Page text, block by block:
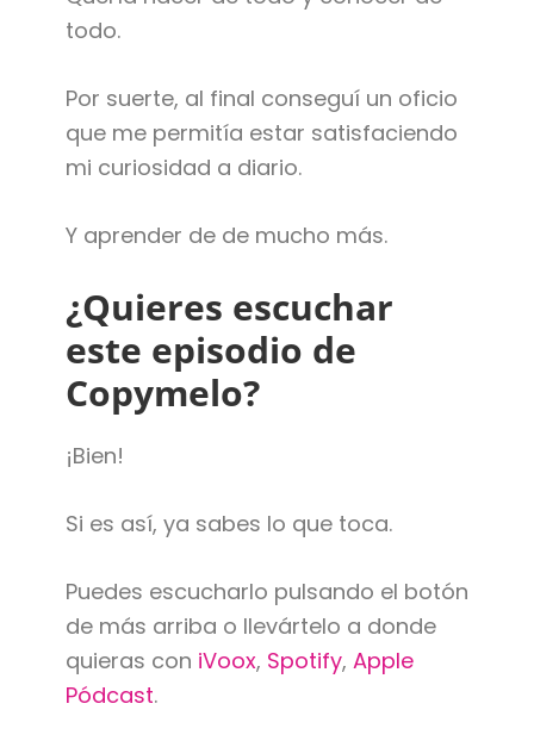
todo.
Por suerte, al final conseguí un oficio
que me permitía estar satisfaciendo
mi curiosidad a diario.
Y aprender de de mucho más.
¿Quieres escuchar
este episodio de
Copymelo?
¡Bien!
Si es así, ya sabes lo que toca.
Puedes escucharlo pulsando el botón
de más arriba o llevártelo a donde
quieras con iVoox, Spotify, Apple
Pódcast.